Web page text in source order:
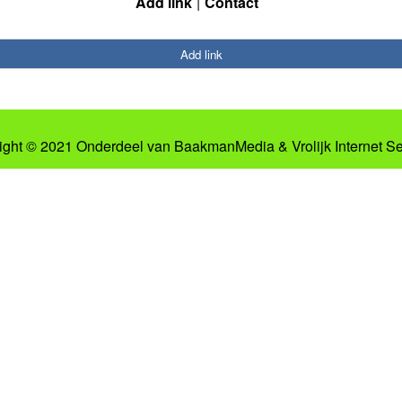
Add link
© 2021 Onderdeel van BaakmanMedia& Vrolijk Internet